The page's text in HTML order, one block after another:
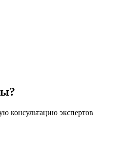
консультацию экспертов